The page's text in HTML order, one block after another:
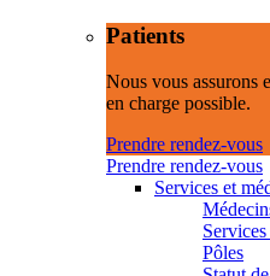
Patients
Nous vous assurons
en charge possible.
Prendre rendez-vous
Prendre rendez-vous
Services et
Pôles